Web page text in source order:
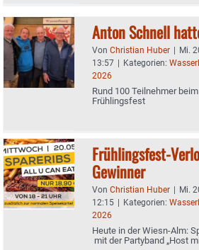
Anton Schnell
Von Christian Huber | Mi.
13:57 | Kategorien:
2026
Rund 100 Teilnehmer
Frühlingsfest
Frühlingsfest-
Gewinner
Von Christian Huber | Mi.
12:15 | Kategorien:
2026
Heute in der Wiesn-Alm:
mit der Partyband „Host